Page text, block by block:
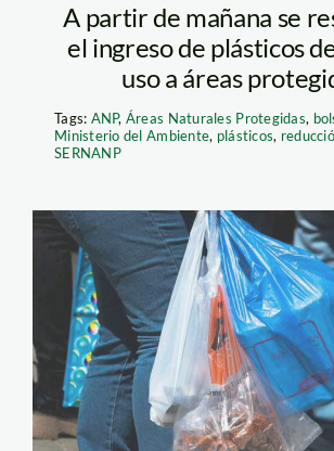
A partir de mañana se
el ingreso de plásticos
uso a áreas
Tags: ANP, Áreas Naturales Protegidas,
Ministerio del Ambiente, plásticos,
SERNANP
bolsas—ahora-
noticias